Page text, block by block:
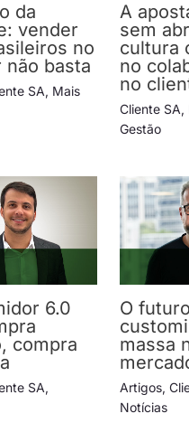
da
vender
no
basta
SA, Mais
A
sem
cultura
no
no
Cliente SA,
Gestão
6.0
compra
SA,
O
massa
Artigos,
Notícias